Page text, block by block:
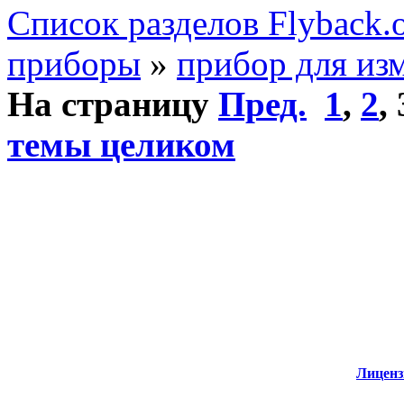
Список разделов
приборы » прибор для
На страницу Пред. 1, 2,
темы целиком